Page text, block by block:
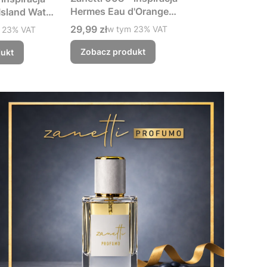
Water
VAT
23% VAT
Hermes Eau d'Orange
Verte
Cena brutto
29,99 złw tym %s VAT
w tym 23% VAT
Zobacz produkt